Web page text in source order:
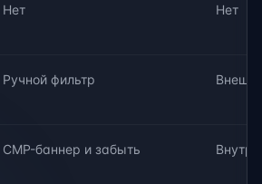
Нет Нет
Ручной фильтр
CMP-баннер и забыть